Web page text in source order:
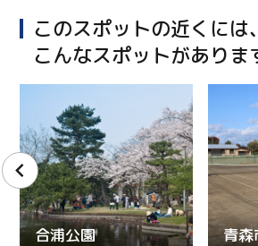
このスポットの近くには、
こんなスポットがありま
合浦公園 青森